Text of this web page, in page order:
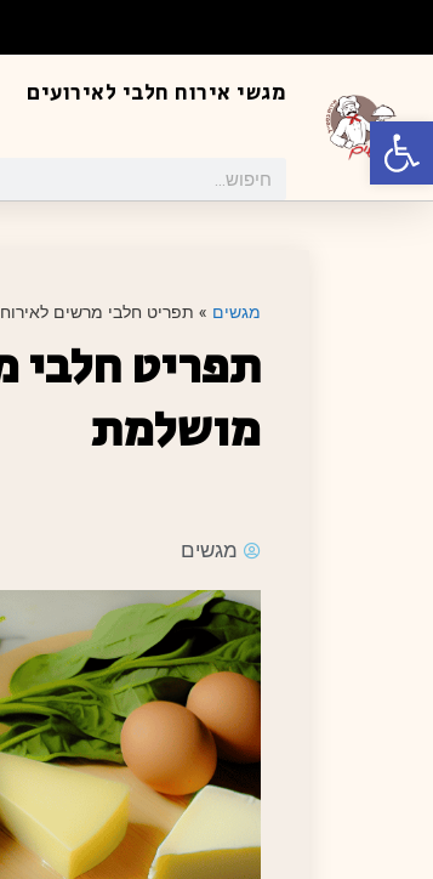
פתח סרגל נגישות
מגשי אירוח חלבי לאירועים
מגשים » תפריט חלבי מרשים לאירוח 20 איש בחגיגה מושלמת
מושלמת
מגשים